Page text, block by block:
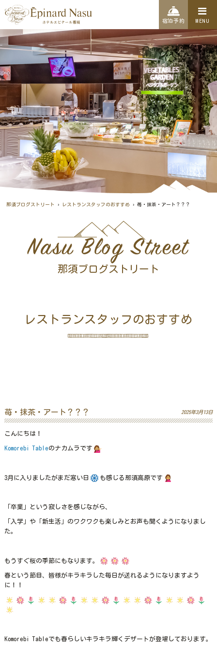
MENU
宿泊予約
那須ブログストリート › レストランスタッフのおすすめ › 苺・抹茶・アート？？？
Nasu Blog Street
那須ブログストリート
レストランスタッフのおすすめ
苺・抹茶・アート？？？ 2025年3月13日
こんにちは！
Komorebi Tableのナカムラです
3月に入りましたがまだ寒い日 も感じる那須高原です
「卒業」という寂しさを感じながら、
「入学」や「新生活」のワクワクも楽しみとお声も聞くようになりまし
た。
もうすぐ桜の季節にもなります。
春という節目、皆様がキラキラした毎日が送れるようになりますよう
に！！
Komorebi Tableでも春らしいキラキラ輝くデザートが登場しております。